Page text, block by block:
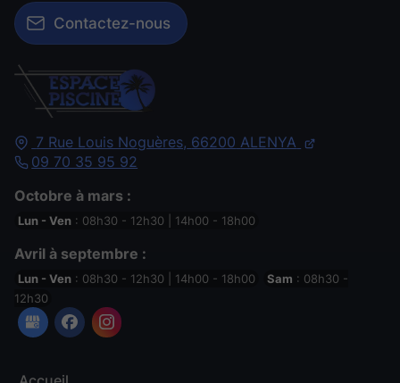
7 Rue Louis Noguères, 66200 ALENYA
09 70 35 95 92
Octobre à mars :
Lun - Ven : 08h30 - 12h30 | 14h00 - 18h00
Avril à septembre :
Lun - Ven : 08h30 - 12h30 | 14h00 - 18h00 Sam : 08h30 -
12h30
Contactez-nous